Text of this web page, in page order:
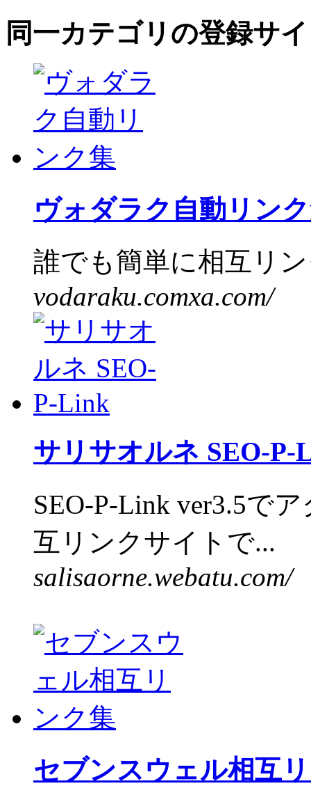
同一カテゴリの登録サ
ヴォダラク自動リン
誰でも簡単に相互リ
vodaraku.comxa.com/
サリサオルネ SEO-P-
SEO-P-Link ver3.5で
互リンクサイトで...
salisaorne.webatu.com/
セブンスウェル相互